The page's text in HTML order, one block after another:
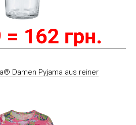
Damen Pyjama aus reiner